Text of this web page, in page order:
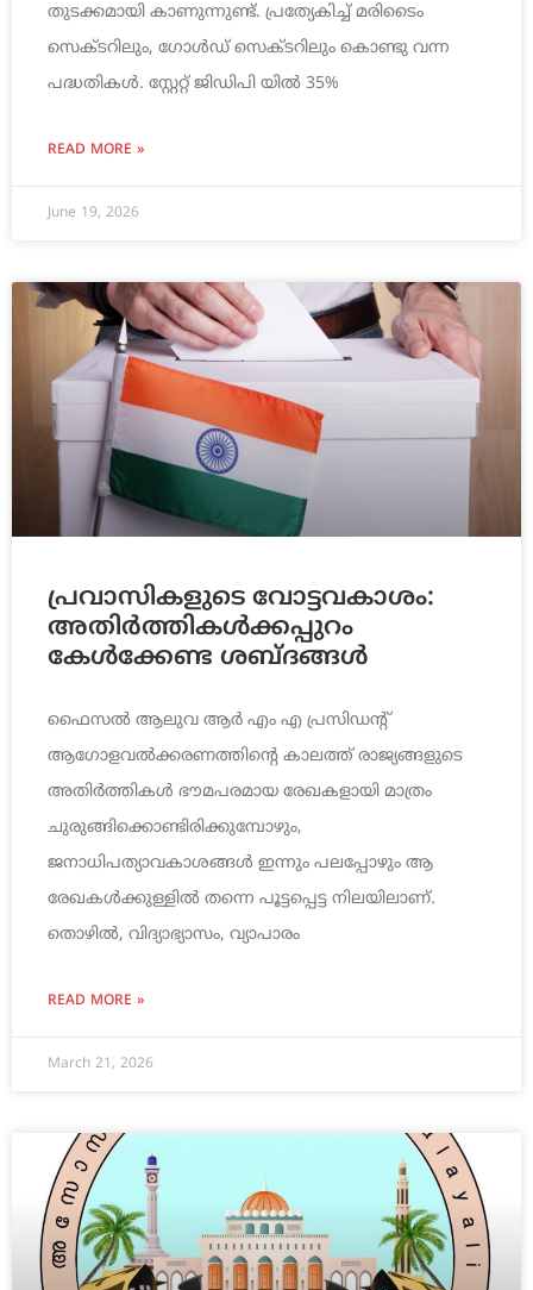
തുടക്കമായി കാണുന്നുണ്ട്. പ്രത്യേകിച്ച് മരിടൈം
സെക്ടറിലും, ഗോൾഡ് സെക്ടറിലും കൊണ്ടു വന്ന
പദ്ധതികൾ. സ്റ്റേറ്റ് ജിഡിപി യിൽ 35%
READ MORE »
June 19, 2026
പ്രവാസികളുടെ വോട്ടവകാശം:
അതിർത്തികൾക്കപ്പുറം
കേൾക്കേണ്ട ശബ്ദങ്ങൾ
ഫൈസൽ ആലുവ ആർ എം എ പ്രസിഡന്റ്
ആഗോളവൽക്കരണത്തിന്റെ കാലത്ത് രാജ്യങ്ങളുടെ
അതിർത്തികൾ ഭൗമപരമായ രേഖകളായി മാത്രം
ചുരുങ്ങിക്കൊണ്ടിരിക്കുമ്പോഴും,
ജനാധിപത്യാവകാശങ്ങൾ ഇന്നും പലപ്പോഴും ആ
രേഖകൾക്കുള്ളിൽ തന്നെ പൂട്ടപ്പെട്ട നിലയിലാണ്.
തൊഴിൽ, വിദ്യാഭ്യാസം, വ്യാപാരം
READ MORE »
March 21, 2026